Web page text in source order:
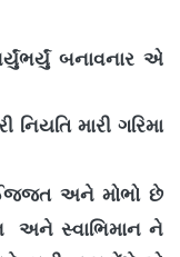
બનાવનાર એ
નિયતિ મારી ગરિમા
ઈજ્જત અને મોભો છે
અને સ્વાભિમાન ને